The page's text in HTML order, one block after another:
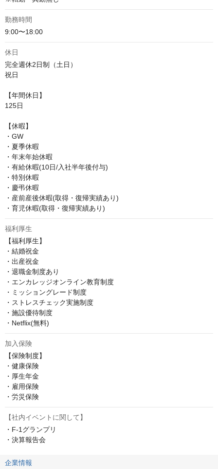
勤務時間
9:00〜18:00
休日
完全週休2日制（土日）
祝日
【年間休日】
125日
【休暇】
・GW
・夏季休暇
・年末年始休暇
・有給休暇(10日/入社半年後付与)
・特別休暇
・慶弔休暇
・産前産後休暇(取得・復帰実績あり)
・育児休暇(取得・復帰実績あり)
福利厚生
【福利厚生】
・結婚祝金
・出産祝金
・退職金制度あり
・エンカレッジオンライン教育制度
・ミッショングレード制度
・ストレスチェック実施制度
・施設優待制度
・Netflix(無料)
加入保険
【保険制度】
・健康保険
・厚生年金
・雇用保険
・労災保険
【社内イベントに関して】
・F-1グランプリ
・決算報告会
企業情報